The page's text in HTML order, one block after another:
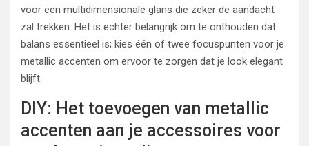
voor een multidimensionale glans die zeker de aandacht
zal trekken. Het is echter belangrijk om te onthouden dat
balans essentieel is; kies één of twee focuspunten voor je
metallic accenten om ervoor te zorgen dat je look elegant
blijft.
DIY: Het toevoegen van metallic
accenten aan je accessoires voor